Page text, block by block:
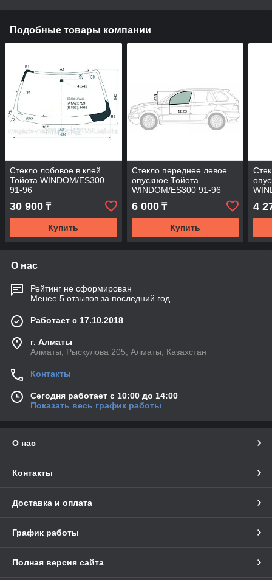
Подобные товары компании
Стекло лобовое в клей
Тойота WINDOM/ES300
91-96
30 900 ₸
Купить
Стекло переднее левое
опускное Тойота
WINDOM/ES300 91-96
6 000₸
Купить
4
О нас
Рейтинг не сформирован
Менее 5 отзывов за последний год
Работает с 17.10.2018
г. Алматы
Алматы, Рыскулова 205, Алматы, Казахстан
Контакты
Сегодня работает с 10:00 до 14:00
Показать весь график работы
О нас
Контакты
Доставка и оплата
График работы
Полная версия сайта